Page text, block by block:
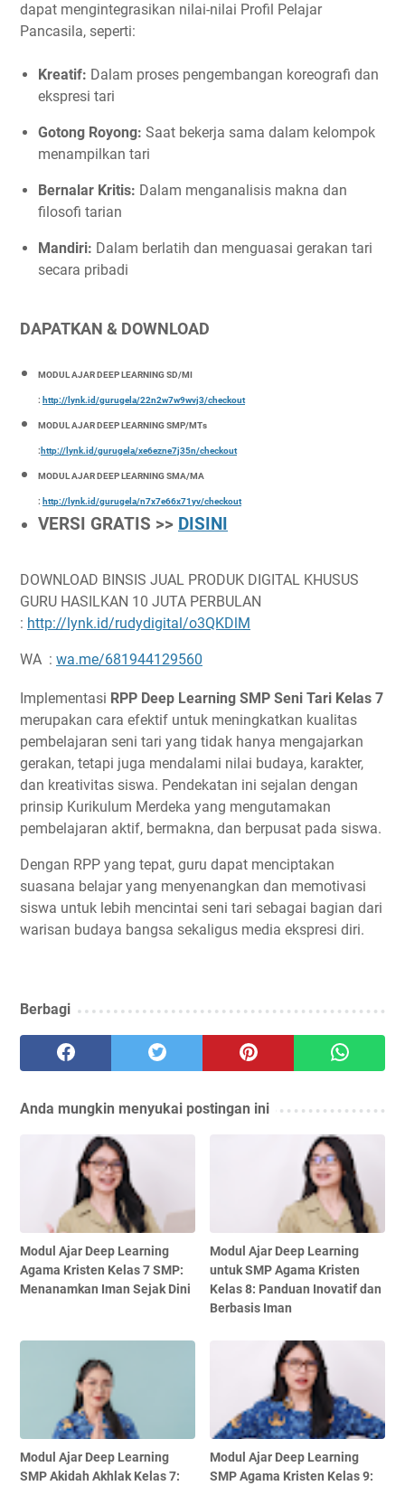
dapat mengintegrasikan nilai-nilai Profil Pelajar
Pancasila, seperti:
Kreatif: Dalam proses pengembangan koreografi dan
ekspresi tari
Gotong Royong: Saat bekerja sama dalam kelompok
menampilkan tari
Bernalar Kritis: Dalam menganalisis makna dan
filosofi tarian
Mandiri: Dalam berlatih dan menguasai gerakan tari
secara pribadi
DAPATKAN & DOWNLOAD
MODUL AJAR DEEP LEARNING SD/MI
: http://lynk.id/gurugela/22n2w7w9wvj3/checkout
MODUL AJAR DEEP LEARNING SMP/MTs
: http://lynk.id/gurugela/xe6ezne7j35n/checkout
MODUL AJAR DEEP LEARNING SMA/MA
: http://lynk.id/gurugela/n7x7e66x71yv/checkout
VERSI GRATIS >> DISINI
DOWNLOAD BINSIS JUAL PRODUK DIGITAL KHUSUS
GURU HASILKAN 10 JUTA PERBULAN
: http://lynk.id/rudydigital/o3QKDlM
WA : wa.me/681944129560
Implementasi RPP Deep Learning SMP Seni Tari Kelas 7
merupakan cara efektif untuk meningkatkan kualitas
pembelajaran seni tari yang tidak hanya mengajarkan
gerakan, tetapi juga mendalami nilai budaya, karakter,
dan kreativitas siswa. Pendekatan ini sejalan dengan
prinsip Kurikulum Merdeka yang mengutamakan
pembelajaran aktif, bermakna, dan berpusat pada siswa.
Dengan RPP yang tepat, guru dapat menciptakan
suasana belajar yang menyenangkan dan memotivasi
siswa untuk lebih mencintai seni tari sebagai bagian dari
warisan budaya bangsa sekaligus media ekspresi diri.
Berbagi
Anda mungkin menyukai postingan ini
Modul Ajar Deep Learning
Agama Kristen Kelas 7 SMP:
Menanamkan Iman Sejak Dini
Modul Ajar Deep Learning
untuk SMP Agama Kristen
Kelas 8: Panduan Inovatif dan
Berbasis Iman
Modul Ajar Deep Learning
SMP Akidah Akhlak Kelas 7:
Modul Ajar Deep Learning
SMP Agama Kristen Kelas 9: